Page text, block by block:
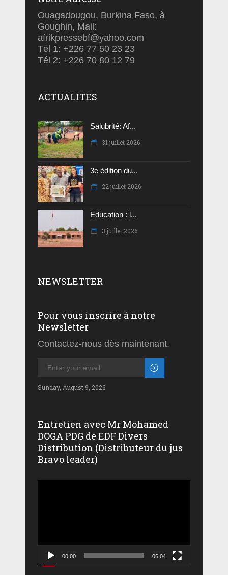
Ouagadougou, Burkina Faso, à
Goughin, Mail:
afrikpressebf@yahoo.com
Tél 1: +226 77 50 23 23
Tél 2: +226 70 80 12 79
ACTUALITES
Salubrité: Af...
31 juillet 2026
3e édition du...
22 juillet 2026
Education : l...
3 juillet 2026
NEWSLETTER
Pour vous inscrire à notre
Newsletter
Contactez-nous dès maintenant.
Sunday, August 9, 2026
Entretien avec Mr Mohamed
DOGA PDG de EDF Divers
Distribution (Distributeur du jus
Bravo leader)
00:00 06:04